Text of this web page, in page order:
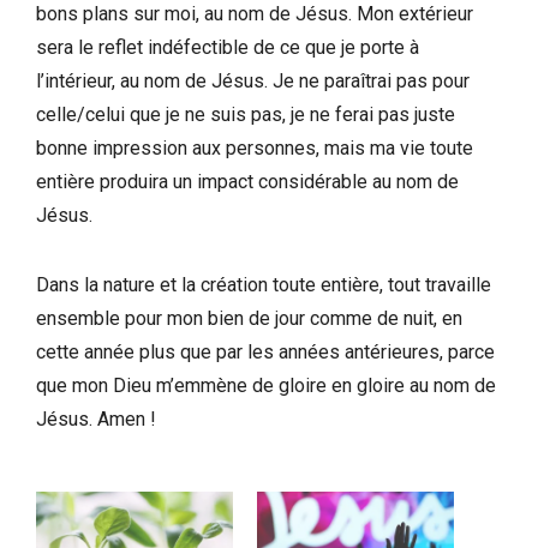
bons plans sur moi, au nom de Jésus. Mon extérieur
sera le reflet indéfectible de ce que je porte à
l’intérieur, au nom de Jésus. Je ne paraîtrai pas pour
celle/celui que je ne suis pas, je ne ferai pas juste
bonne impression aux personnes, mais ma vie toute
entière produira un impact considérable au nom de
Jésus.
Dans la nature et la création toute entière, tout travaille
ensemble pour mon bien de jour comme de nuit, en
cette année plus que par les années antérieures, parce
que mon Dieu m’emmène de gloire en gloire au nom de
Jésus. Amen !